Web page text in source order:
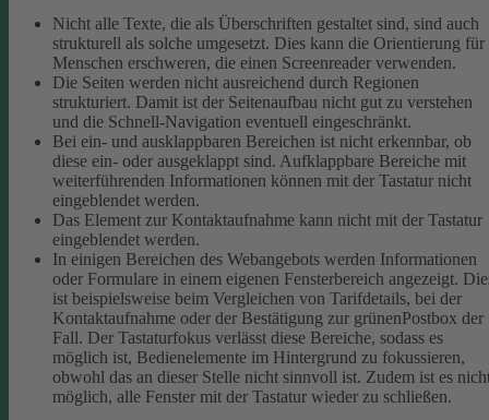
Nicht alle Texte, die als Überschriften gestaltet sind, sind auch
strukturell als solche umgesetzt. Dies kann die Orientierung für
Menschen erschweren, die einen Screenreader verwenden.
Die Seiten werden nicht ausreichend durch Regionen
strukturiert. Damit ist der Seitenaufbau nicht gut zu verstehen
und die Schnell-Navigation eventuell eingeschränkt.
Bei ein- und ausklappbaren Bereichen ist nicht erkennbar, ob
diese ein- oder ausgeklappt sind. Aufklappbare Bereiche mit
weiterführenden Informationen können mit der Tastatur nicht
eingeblendet werden.
Das Element zur Kontaktaufnahme kann nicht mit der Tastatur
eingeblendet werden.
In einigen Bereichen des Webangebots werden Informationen
oder Formulare in einem eigenen Fensterbereich angezeigt.
ist beispielsweise beim Vergleichen von Tarifdetails, bei der
Kontaktaufnahme oder der Bestätigung zur grünenPostbox der
Fall. Der Tastaturfokus verlässt diese Bereiche, sodass es
möglich ist, Bedienelemente im Hintergrund zu fokussieren,
obwohl das an dieser Stelle nicht sinnvoll ist. Zudem ist es
möglich, alle Fenster mit der Tastatur wieder zu schließen.